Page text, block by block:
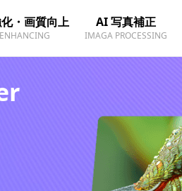
・画質向上 AI 写真補正
IMAGA PROCESSING